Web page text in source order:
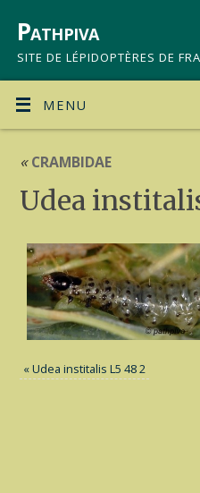
Pathpiva
SITE DE LÉPIDOPTÈRES DE
MENU
«CRAMBIDAE
Udea
«Udea institalis L5 48 2